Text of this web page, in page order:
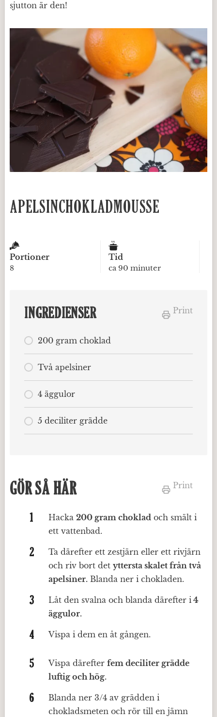
sjutton är den!
APELSINCHOKLADMOUSSE
Portioner
8
Tid
ca 90 minuter
Print
INGREDIENSER
200 gram choklad
Två apelsiner
4 äggulor
5 deciliter grädde
Print
GÖR SÅ HÄR
Hacka 200 gram choklad och smält i
ett vattenbad.
Ta därefter ett zestjärn eller ett rivjärn
och riv bort det yttersta skalet från två
apelsiner. Blanda ner i chokladen.
Låt den svalna och blanda därefter i 4
äggulor.
Vispa i dem en åt gången.
Vispa därefter fem deciliter grädde
luftig och hög.
Blanda ner 3/4 av grädden i
chokladsmeten och rör till en jämn